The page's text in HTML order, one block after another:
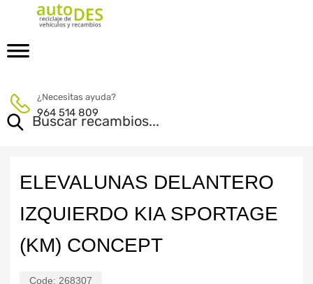
¿Necesitas ayuda?
964 514 809
ELEVALUNAS DELANTERO
IZQUIERDO KIA SPORTAGE
(KM) CONCEPT
Code: 268307